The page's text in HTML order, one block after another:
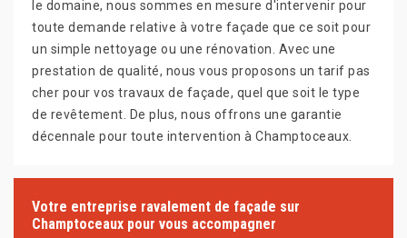
le domaine, nous sommes en mesure d'intervenir pour
toute demande relative à votre façade que ce soit pour
un simple nettoyage ou une rénovation. Avec une
prestation de qualité, nous vous proposons un tarif pas
cher pour vos travaux de façade, quel que soit le type
de revêtement. De plus, nous offrons une garantie
décennale pour toute intervention à Champtoceaux.
Votre entreprise ravalement de façade sur
Champtoceaux pour vous accompagner